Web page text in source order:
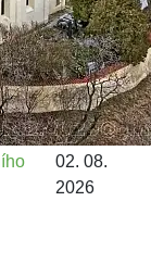
02. 08.
2026